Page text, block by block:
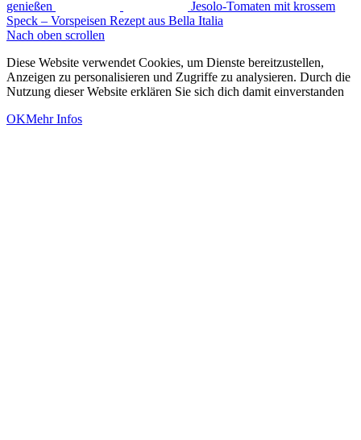
genießen
Jesolo-Tomaten mit krossem
Speck – Vorspeisen Rezept aus Bella Italia
Nach oben scrollen
Diese Website verwendet Cookies, um Dienste bereitzustellen,
Anzeigen zu personalisieren und Zugriffe zu analysieren. Durch die
Nutzung dieser Website erklären Sie sich dich damit einverstanden
OKMehr Infos